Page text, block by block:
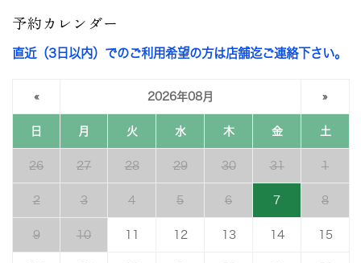
予約カレンダー
直近（3日以内）でのご利用希望の方は店舗迄ご連絡下さい。
« 2026年08月 »
日 月 火 水 木 金 土
26 27 28 29 30 31 1
2 3 4 5 6 7 8
9 10 12 13 14 15